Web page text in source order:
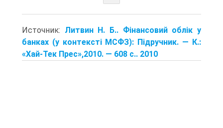
Источник: Литвин Н. Б.. Фінансовий облік у
банках (у контексті МСФЗ): Підручник. — К.:
«Хай-Тек Прес»,2010. — 608 с.. 2010